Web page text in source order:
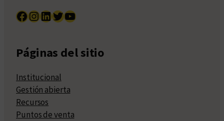
Facebook InstagramLinkedIn Twitter YouTube
Páginas del sitio
Institucional
Gestión abierta
Recursos
Puntos de venta